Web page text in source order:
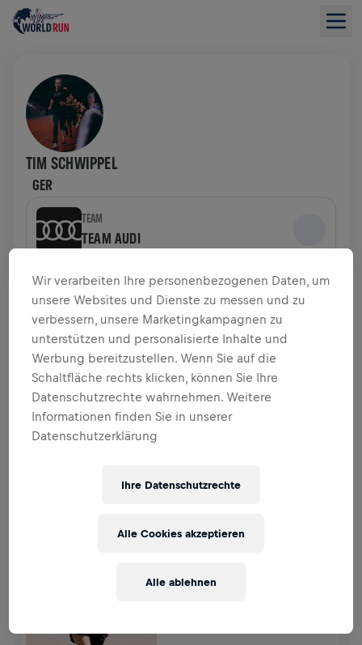
TIM SCHWIPPEL
GER
TEAM
TEAM AUDI
SPENDENÜBERSICHT
$ 0,00 GESAMMELT VON $ 0,00 ZIEL
SPENDENAKTION SPENDEN
Deine Spende macht den Unterschied! 100 % davon
fließen in die Rückenmarksforschung.
10. Mai 2026
Wir verarbeiten Ihre personenbezogenen Daten, um
unsere Websites und Dienste zu messen und zu
verbessern, unsere Marketingkampagnen zu
unterstützen und personalisierte Inhalte und
Werbung bereitzustellen. Wenn Sie auf die
Schaltfläche rechts klicken, können Sie Ihre
Datenschutzrechte wahrnehmen. Weitere
Informationen finden Sie in unserer
Datenschutzerklärung
Ihre Datenschutzrechte
Alle ablehnen
Alle Cookies akzeptieren